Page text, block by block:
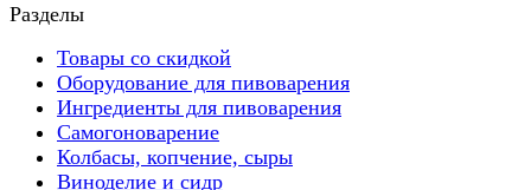
Разделы
Товары со скидкой
Оборудование для пивоварения
Ингредиенты для пивоварения
Самогоноварение
Колбасы, копчение, сыры
Виноделие и сидр